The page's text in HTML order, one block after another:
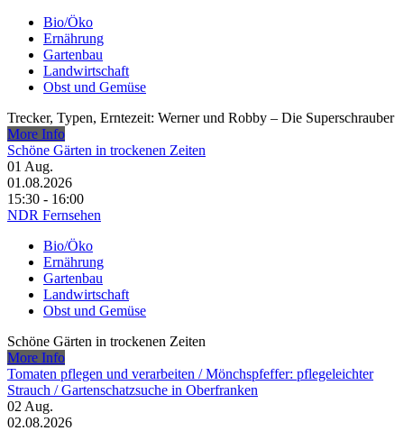
Bio/Öko
Ernährung
Gartenbau
Landwirtschaft
Obst und Gemüse
Trecker, Typen, Erntezeit: Werner und Robby – Die Superschrauber
More Info
Schöne Gärten in trockenen Zeiten
01 Aug.
01.08.2026
15:30 - 16:00
NDR Fernsehen
Bio/Öko
Ernährung
Gartenbau
Landwirtschaft
Obst und Gemüse
Schöne Gärten in trockenen Zeiten
More Info
Tomaten pflegen und verarbeiten /​ Mönchspfeffer: pflegeleichter
Strauch /​ Gartenschatzsuche in Oberfranken
02 Aug.
02.08.2026